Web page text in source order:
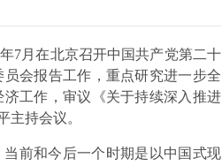
7月在北京召开中国共产党第二十
会报告工作，重点研究进一步全
工作，审议《关于持续深入推进
主持会议。
前和今后一个时期是以中国式现